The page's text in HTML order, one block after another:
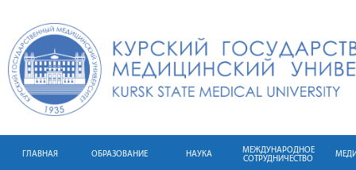
ГЛАВНАЯ ОБРАЗОВАНИЕ НАУКА
МЕЖДУНАРОДНОЕ
СОТРУДНИЧЕСТВО